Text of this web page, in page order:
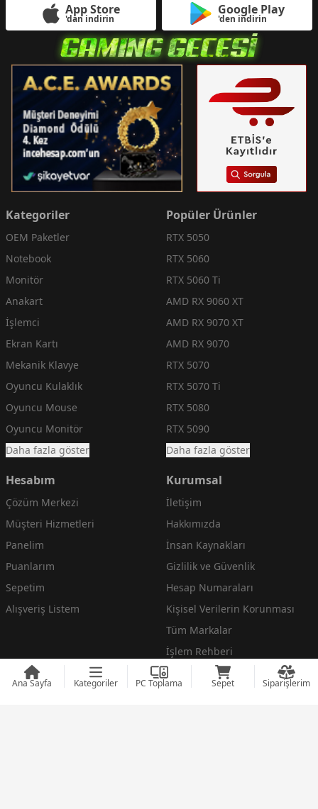
Ana Sayfa Kategoriler PC Toplama Sepet Siparişlerim
App Store
'dan indirin
Google Play
'den indirin
Kategoriler
OEM Paketler
Notebook
Monitör
Anakart
İşlemci
Ekran Kartı
Mekanik Klavye
Oyuncu Kulaklık
Oyuncu Mouse
Oyuncu Monitör
Daha fazla göster
Popüler Ürünler
RTX 5050
RTX 5060
RTX 5060 Ti
AMD RX 9060 XT
AMD RX 9070 XT
AMD RX 9070
RTX 5070
RTX 5070 Ti
RTX 5080
RTX 5090
Daha fazla göster
Hesabım
Çözüm Merkezi
Müşteri Hizmetleri
Panelim
Puanlarım
Sepetim
Alışveriş Listem
Kurumsal
İletişim
Hakkımızda
İnsan Kaynakları
Gizlilik ve Güvenlik
Hesap Numaraları
Kişisel Verilerin Korunması
Tüm Markalar
İşlem Rehberi
Çerez Politikası